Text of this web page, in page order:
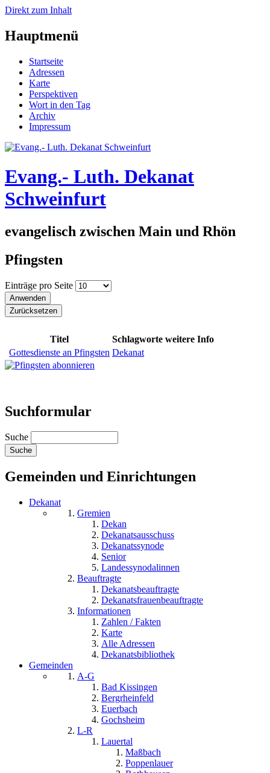
Direkt zum Inhalt
Hauptmenü
Startseite
Adressen
Karte
Perspektiven
Wort in den Tag
Archiv
Impressum
Evang.- Luth. Dekanat
Schweinfurt
evangelisch zwischen Main und Rhön
Pfingsten
Einträge pro Seite
Titel Schlagworte weitere Info
Gottesdienste an Pfingsten Dekanat
Suchformular
Suche
Gemeinden und Einrichtungen
Dekanat
Gremien
Dekan
Dekanatsausschuss
Dekanatssynode
Senior
Landessynodalinnen
Beauftragte
Dekanatsbeauftragte
Dekanatsfrauenbeauftragte
Informationen
Zahlen / Fakten
Karte
Alle Adressen
Dekanatsbibliothek
Gemeinden
A-G
Bad Kissingen
Bergrheinfeld
Euerbach
Gochsheim
L-R
Lauertal
Maßbach
Poppenlauer